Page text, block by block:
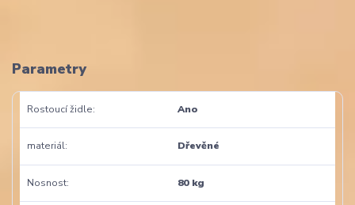
Parametry
Rostoucí židle Ano
materiál Dřevěné
Nosnost 80 kg